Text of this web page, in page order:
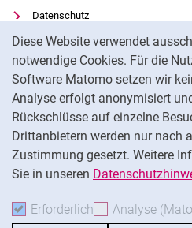
Diese Website verwendet
notwendige Cookies. Für die
Software Matomo setzen wir
Analyse erfolgt anonymisiert
Rückschlüsse auf einzelne
Drittanbietern werden nur nach
Zustimmung gesetzt. Weitere
Sie in unseren
Erforderlich Erforderliche
Analyse
Datenschutz
Barrierefreiheit
Transparenter KI-Einsatz
Impressum
Externer Link: Universität Kassel auf
Facebook
(öffnet neues Fenster)
Externer Link: Universität Kassel
Youtube(öffnet neues Fenster)
Externer Link: Universität Kassel
Instagram (öffnet neues Fenster)